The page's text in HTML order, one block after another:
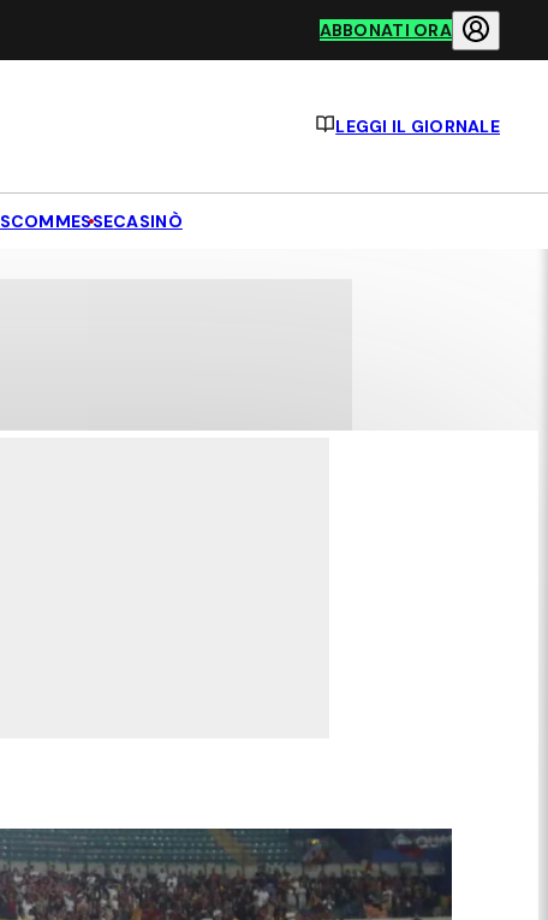
ABBONATI ORA
LEGGI IL GIORNALE
SCOMMESSECASINÒ